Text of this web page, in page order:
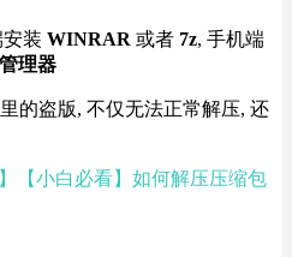
装 WINRAR 或者 7z, 手机端
理器
的盗版, 不仅无法正常解压, 还
【小白必看】如何解压压缩包